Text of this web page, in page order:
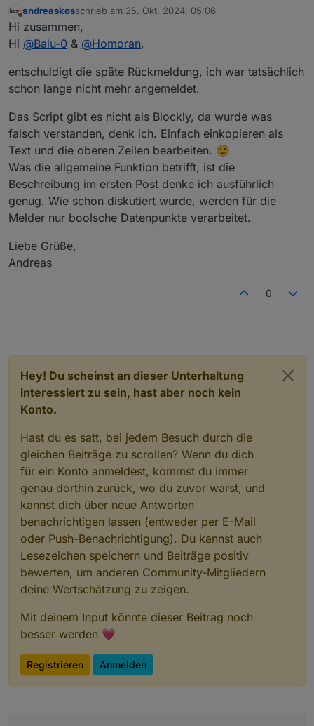
Offline
andreaskosschrieb am 25. Okt. 2024, 05:06
zuletzt editiert von
Hi zusammen,
Hi @Balu-0 & @Homoran,
entschuldigt die späte Rückmeldung, ich war tatsächlich
schon lange nicht mehr angemeldet.
Das Script gibt es nicht als Blockly, da wurde was
falsch verstanden, denk ich. Einfach einkopieren als
Text und die oberen Zeilen bearbeiten. 🙂
Was die allgemeine Funktion betrifft, ist die
Beschreibung im ersten Post denke ich ausführlich
genug. Wie schon diskutiert wurde, werden für die
Melder nur boolsche Datenpunkte verarbeitet.
Liebe Grüße,
Andreas
0
Hey! Du scheinst an dieser Unterhaltung
interessiert zu sein, hast aber noch kein
Konto.
Hast du es satt, bei jedem Besuch durch die
gleichen Beiträge zu scrollen? Wenn du dich
für ein Konto anmeldest, kommst du immer
genau dorthin zurück, wo du zuvor warst, und
kannst dich über neue Antworten
benachrichtigen lassen (entweder per E-Mail
oder Push-Benachrichtigung). Du kannst auch
Lesezeichen speichern und Beiträge positiv
bewerten, um anderen Community-Mitgliedern
deine Wertschätzung zu zeigen.
Mit deinem Input könnte dieser Beitrag noch
besser werden 💗
Registrieren Anmelden